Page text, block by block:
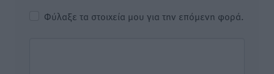
Φύλαξε τα στοιχεία μου για την επόμενη φορά.